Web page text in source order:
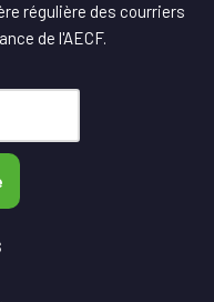
régulière des courriers
de l'AECF.